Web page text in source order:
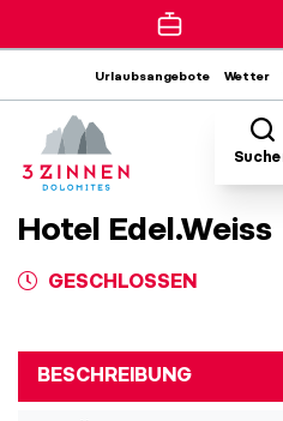
Urlaubsangebote Wetter
Hotel Edel.Weiss
GESCHLOSSEN
BESCHREIBUNG